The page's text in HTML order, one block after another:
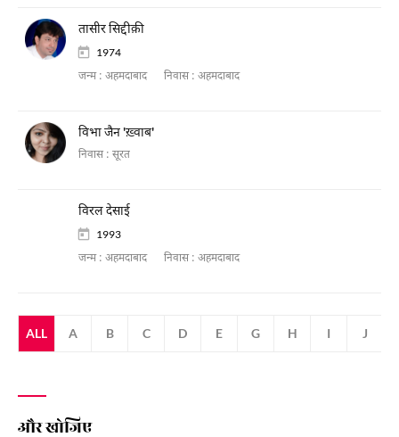
तासीर सिद्दीक़ी
1974
जन्म : अहमदाबाद निवास : अहमदाबाद
विभा जैन 'ख़्वाब'
निवास : सूरत
विरल देसाई
1993
जन्म : अहमदाबाद निवास : अहमदाबाद
ALL A B C D E G H I J
और खोजिए